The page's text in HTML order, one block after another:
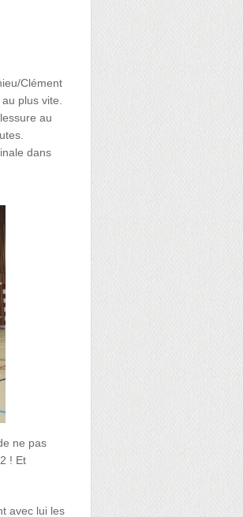
Clément
plus vite.
au
dans
ne pas
! Et
avec lui les